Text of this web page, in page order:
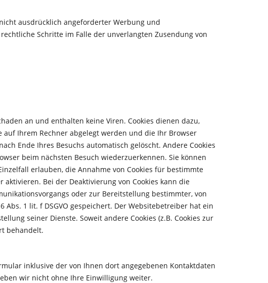
ausdrücklich angeforderter Werbung und
Schritte im Falle der unverlangten Zusendung von
an und enthalten keine Viren. Cookies dienen dazu,
Ihrem Rechner abgelegt werden und die Ihr Browser
Ende Ihres Besuchs automatisch gelöscht. Andere Cookies
beim nächsten Besuch wiederzuerkennen. Sie können
erlauben, die Annahme von Cookies für bestimmte
aktivieren. Bei der Deaktivierung von Cookies kann die
oder zur Bereitstellung bestimmter, von
1 lit. f DSGVO gespeichert. Der Websitebetreiber hat ein
seiner Dienste. Soweit andere Cookies (z.B. Cookies zur
behandelt.
inklusive der von Ihnen dort angegebenen Kontaktdaten
wir nicht ohne Ihre Einwilligung weiter.